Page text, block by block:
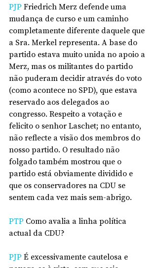
PJP Friedrich Merz defende uma
mudança de curso e um caminho
completamente diferente daquele que
a Sra. Merkel representa. A base do
partido estava muito unida no apoio a
Merz, mas os militantes do partido
não puderam decidir através do voto
(como acontece no SPD), que estava
reservado aos delegados ao
congresso. Respeito a votação e
felicito o senhor Laschet; no entanto,
não reflecte a visão dos membros do
nosso partido. O resultado não
folgado também mostrou que o
partido está obviamente dividido e
que os conservadores na CDU se
sentem cada vez mais sem-abrigo.
PTP Como avalia a linha política
actual da CDU?
PJP É excessivamente cautelosa e